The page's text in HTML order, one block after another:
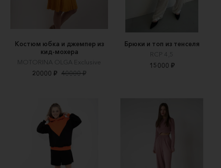
Костюм юбка и джемпер из
кид-мохера
MOTORINA OLGA Exclusive
20000 ₽ 40000 ₽
Брюки и топ из тенселя
RCP 4,5
15000 ₽